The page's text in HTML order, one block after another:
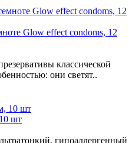
Glow effect condoms, 12
классической
они светят..
шт
гипоаллергенный